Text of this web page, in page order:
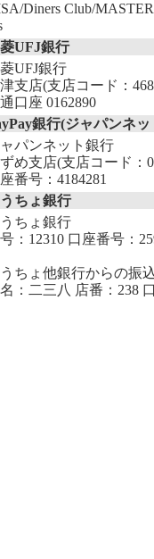
Diners Club/
UFJ銀行
UFJ銀行
支店(支店コード：
口座 0162890
銀行(ジャパンネ
パンネット銀行
め支店(支店コード：
番号：4184281
ちょ銀行
ちょ銀行
：12310 口座番号：
ちょ他銀行からの振
：二三八 店番：238